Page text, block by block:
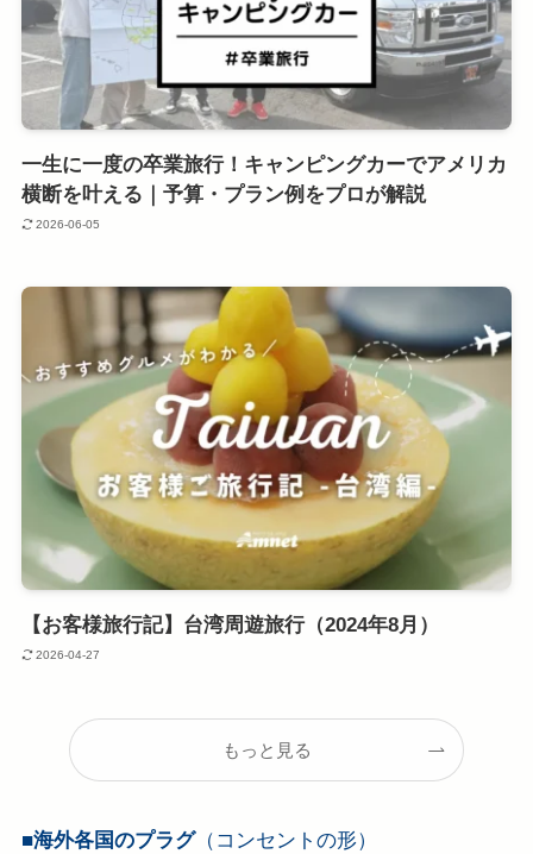
一生に一度の卒業旅行！キャンピングカーでアメリカ
横断を叶える｜予算・プラン例をプロが解説
2026-06-05
【お客様旅行記】台湾周遊旅行（2024年8月）
2026-04-27
もっと見る
■海外各国のプラグ（コンセントの形）